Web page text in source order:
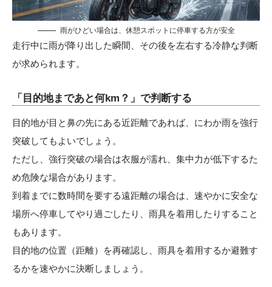
雨がひどい場合は、休憩スポットに停車する方が安全
走行中に雨が降り出した瞬間、その後を左右する冷静な判断
が求められます。
「目的地まであと何km？」で判断する
目的地が目と鼻の先にある近距離であれば、にわか雨を強行
突破してもよいでしょう。
ただし、強行突破の場合は衣服が濡れ、集中力が低下するた
め危険な場合があります。
到着までに数時間を要する遠距離の場合は、速やかに安全な
場所へ停車してやり過ごしたり、雨具を着用したりすること
もあります。
目的地の位置（距離）を再確認し、雨具を着用するか避難す
るかを速やかに決断しましょう。